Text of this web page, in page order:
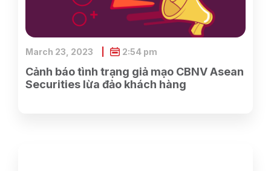
Cảnh báo tình trạng giả mạo CBNV Asean
Securities lừa đảo khách hàng
March 23, 2023 2:54 pm